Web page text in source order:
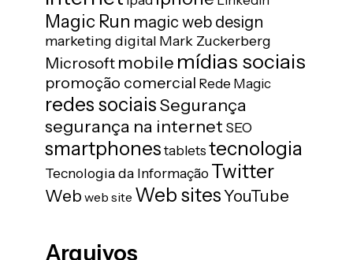
Magic Run magic web design
marketing digital Mark Zuckerberg
Microsoft mobile mídias sociais
promoção comercial Rede Magic
redes sociaisSegurança
segurança na internet SEO
smartphones tablets tecnologia
Tecnologia da Informação Twitter
Web web site Web sitesYouTube
Arquivos